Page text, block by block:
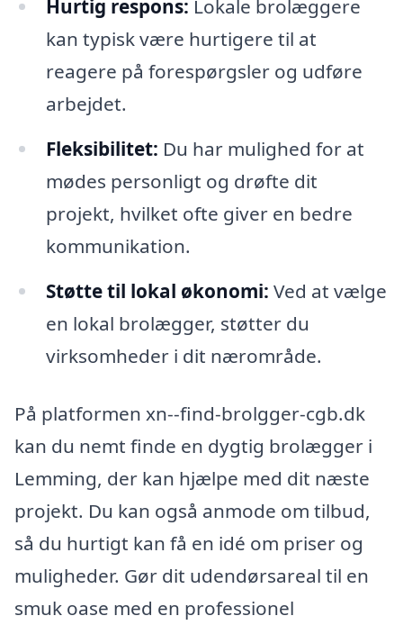
Hurtig respons: Lokale brolæggere
kan typisk være hurtigere til at
reagere på forespørgsler og udføre
arbejdet.
Fleksibilitet: Du har mulighed for at
mødes personligt og drøfte dit
projekt, hvilket ofte giver en bedre
kommunikation.
Støtte til lokal økonomi: Ved at vælge
en lokal brolægger, støtter du
virksomheder i dit nærområde.
På platformen xn--find-brolgger-cgb.dk
kan du nemt finde en dygtig brolægger i
Lemming, der kan hjælpe med dit næste
projekt. Du kan også anmode om tilbud,
så du hurtigt kan få en idé om priser og
muligheder. Gør dit udendørsareal til en
smuk oase med en professionel